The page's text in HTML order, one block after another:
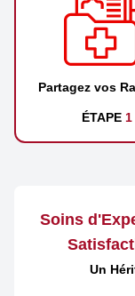
Partagez vos
ÉTAPE 1
Soins
Un